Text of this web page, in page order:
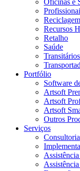
Recursos
Retalho
Saúde
Transitários
Portfólio
Software
Artsoft
Artsoft
Artsoft
Outros
Serviços
Consultoria